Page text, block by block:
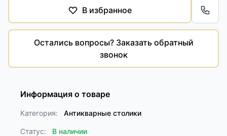
В избранное
Остались вопросы? Заказать обратный
звонок
Информация о товаре
Категория: Антикварные столики
Статус: В наличии